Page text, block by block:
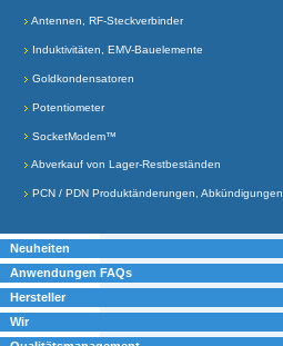
Antennen, RF-Steckverbinder
Induktivitäten, EMV-Bauelemente
Goldkondensatoren
Potentiometer
SocketModem™
Abverkauf von Lager-Restbeständen
PCN / PDN Produktänderungen, Abkündigungen
Neuheiten
Anwendungen FAQs
Hersteller
Wir